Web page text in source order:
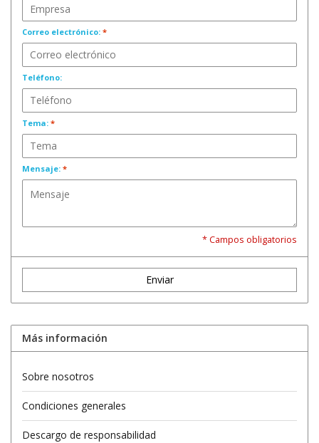
Correo electrónico: *
Teléfono:
Tema: *
Mensaje: *
* Campos obligatorios
Enviar
Más información
Sobre nosotros
Condiciones generales
Descargo de responsabilidad